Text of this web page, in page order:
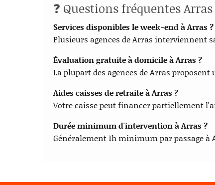
❓ Questions fréquentes Arras
Services disponibles le week-end à Arras ?
Plusieurs agences de Arras interviennent
Évaluation gratuite à domicile à Arras ?
La plupart des agences de Arras
Aides caisses de retraite à Arras ?
Votre caisse peut financer partiellement
Durée minimum d'intervention à Arras ?
Généralement 1h minimum par passage à